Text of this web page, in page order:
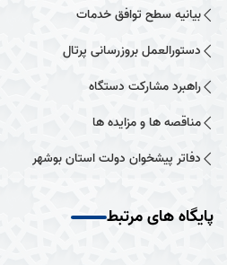
بیانیه سطح توافق خدمات
دستورالعمل بروزرسانی پرتال
راهبرد مشارکت دستگاه
مناقصه ها و مزایده ها
دفاتر پیشخوان دولت استان بوشهر
پایگاه های مرتبط